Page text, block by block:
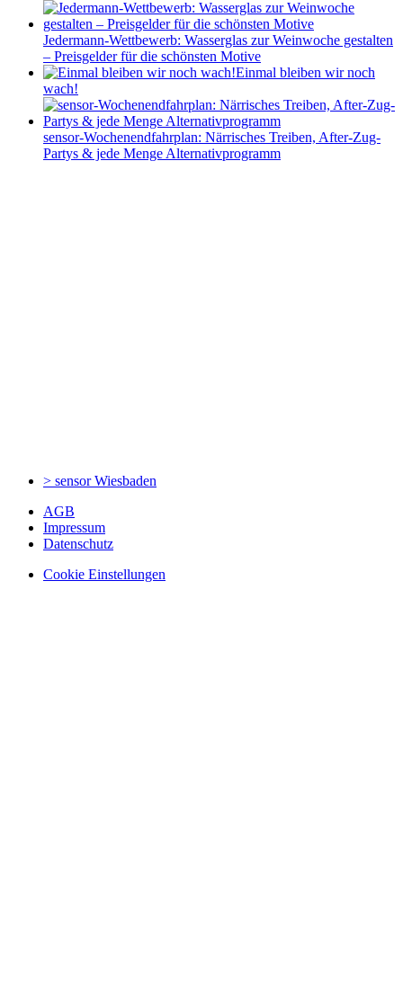
Jedermann-Wettbewerb: Wasserglas zur Weinwoche gestalten
– Preisgelder für die schönsten Motive
Einmal bleiben wir noch
wach!
sensor-Wochenendfahrplan: Närrisches Treiben, After-Zug-
Partys & jede Menge Alternativprogramm
> sensorWiesbaden
AGB
Impressum
Datenschutz
Cookie Einstellungen